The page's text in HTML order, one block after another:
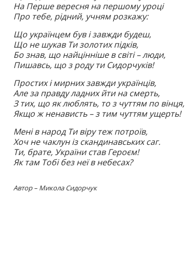
На Перше вересня на першому уроці
Про тебе, рідний, учням розкажу:
Що українцем був і завжди будеш,
Що не шукав Ти золотих підків,
Бо знав, що найцінніше в світі – люди,
Пишавсь, що з роду ти Сидорчуків!
Простих і мирних завжди українців,
Але за правду ладних йти на смерть,
З тих, що як люблять, то з чуттям по вінця,
Якщо ж ненависть – з тим чуттям ущерть!
Мені в народ Ти віру теж потроїв,
Хоч не чаклун із скандинавських саг.
Ти, брате, України став Героєм!
Як там Тобі без неї в небесах?
Автор – Микола Сидорчук